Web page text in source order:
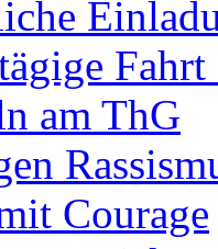
am ThG
Courage